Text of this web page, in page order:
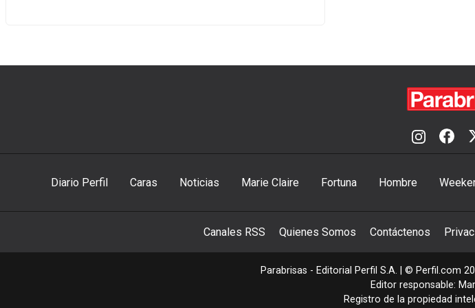
Diario Perfil Caras Noticias Marie Claire Fortuna Hombre
Canales RSS Quienes Somos Contáctenos
Parabrisas - Editorial Perfil S.A. | © Perfil.com
Editor responsable:
Registro de la propiedad